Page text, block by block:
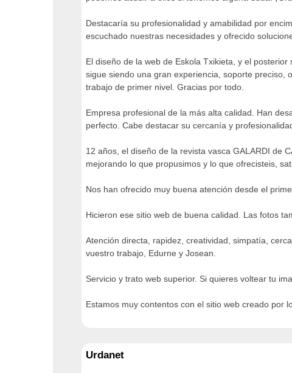
Destacaría su profesionalidad y amabilidad por
escuchado nuestras necesidades y ofrecido
El diseño de la web de Eskola Txikieta, y el
sigue siendo una gran experiencia, soporte preciso,
trabajo de primer nivel. Gracias por todo.
Empresa profesional de la más alta calidad. Han
perfecto. Cabe destacar su cercanía y
12 años, el diseño de la revista vasca GALARDI de
mejorando lo que propusimos y lo que ofrecisteis,
Nos han ofrecido muy buena atención desde el
Hicieron ese sitio web de buena calidad. Las fotos
Atención directa, rapidez, creatividad, simpatía,
vuestro trabajo, Edurne y Josean.
Servicio y trato web superior. Si quieres voltear tu
Estamos muy contentos con el sitio web creado por
Urdanet